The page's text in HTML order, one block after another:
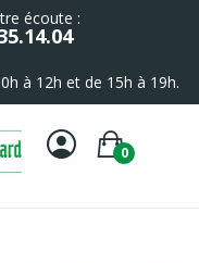
écoute :
à 12h et de 15h à 19h.
0